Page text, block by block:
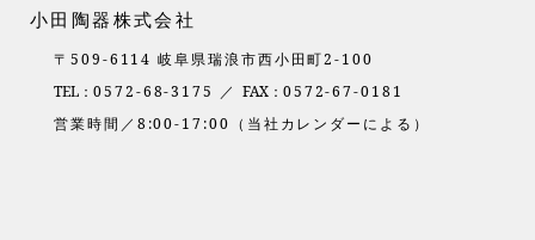
小田陶器株式会社
〒509-6114 岐阜県瑞浪市西小田町2-100
TEL： 0572-68-3175 ／ FAX： 0572-67-0181
営業時間／8:00-17:00（当社カレンダーによる）